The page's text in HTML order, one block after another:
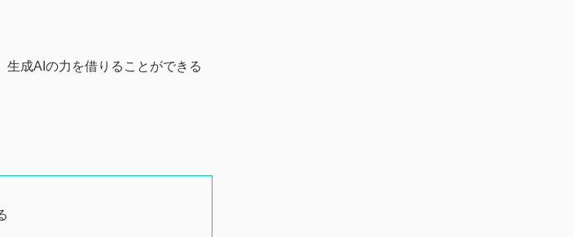
成AIの力を借りることができる